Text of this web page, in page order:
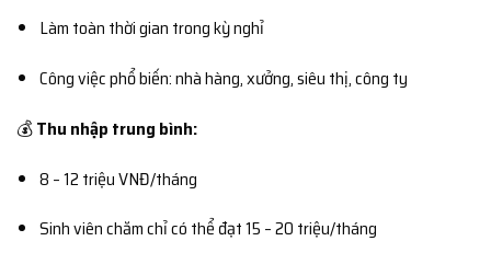
Làm toàn thời gian trong kỳ nghỉ
Công việc phổ biến: nhà hàng, xưởng, siêu thị, công ty
💰Thu nhập trung bình:
8 – 12 triệu VNĐ/tháng
Sinh viên chăm chỉ có thể đạt 15 – 20 triệu/tháng